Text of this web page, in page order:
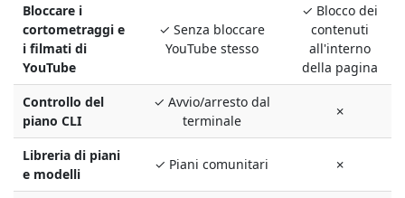
Bloccare i
cortometraggi e
i filmati di
YouTube
✓ Senza bloccare
YouTube stesso
✓ Blocco dei
contenuti
all'interno
della pagina
Controllo del
piano CLI
✓ Avvio/arresto dal
terminale
✗
Libreria di piani
e modelli
✓ Piani comunitari ✗